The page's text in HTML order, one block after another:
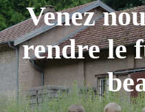
Venez
rendre le